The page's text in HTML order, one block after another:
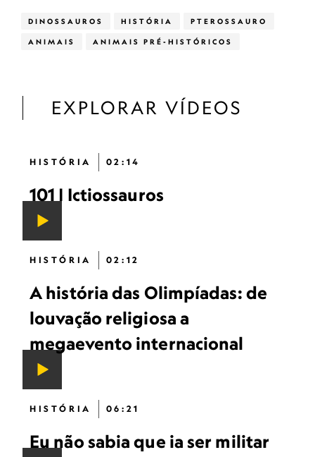
DINOSSAUROS HISTÓRIA PTEROSSAURO
ANIMAIS ANIMAIS PRÉ-HISTÓRICOS
EXPLORAR VÍDEOS
HISTÓRIA 02:14
101 | Ictiossauros
HISTÓRIA 02:12
A história das Olimpíadas: de
louvação religiosa a
megaevento internacional
HISTÓRIA 06:21
Eu não sabia que ia ser militar